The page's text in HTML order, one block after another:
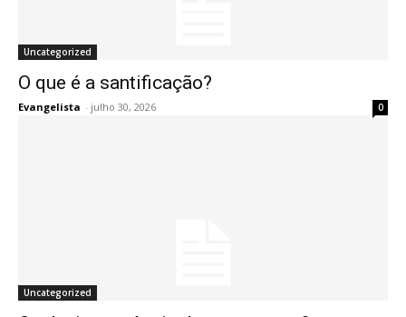
Uncategorized
O que é a santificação?
Evangelista - julho 30, 2026 0
Uncategorized